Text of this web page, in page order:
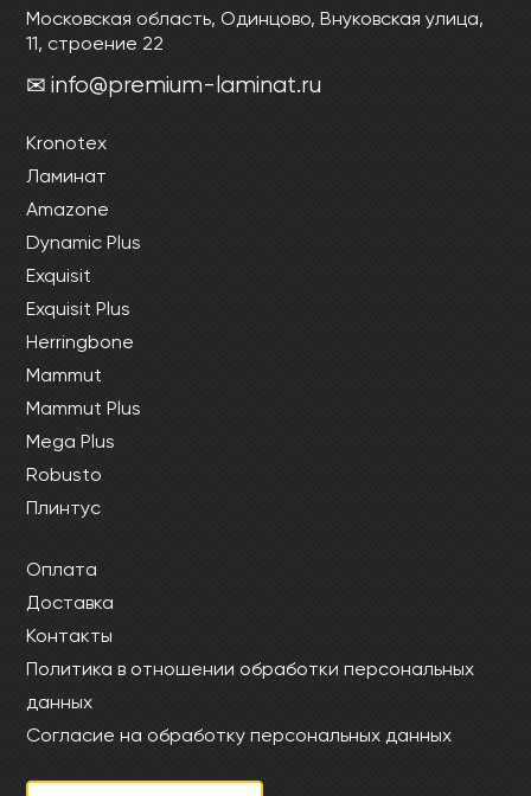
Московская область, Одинцово, Внуковская улица,
11, строение 22
info@premium-laminat.ru
Kronotex
Ламинат
Amazone
Dynamic Plus
Exquisit
Exquisit Plus
Herringbone
Mammut
Mammut Plus
Mega Plus
Robusto
Плинтус
Оплата
Доставка
Контакты
Политика в отношении обработки персональных
данных
Согласие на обработку персональных данных